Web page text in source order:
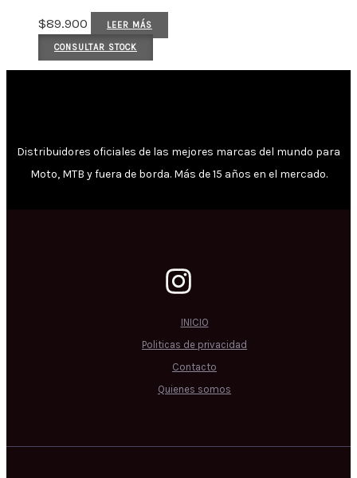
$89.900 LEER MÁS
CONSULTAR STOCK
Distribuidores oficiales de las mejores marcas del mundo para
Moto, MTB y fuera de borda. Más de 15 años en el mercado.
INICIO
Politicas de privacidad
Contacto
Quienes somos